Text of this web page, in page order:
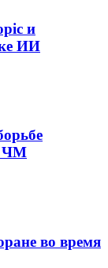
и
ИИ
ЧМ
во время